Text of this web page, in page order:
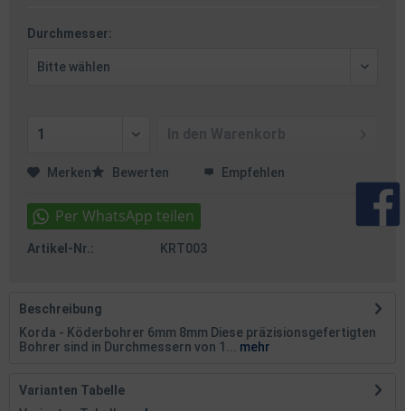
Durchmesser:
Merken Bewerten Empfehlen
Artikel-Nr.: KRT003
Beschreibung
Korda - Köderbohrer 6mm 8mm Diese präzisionsgefertigten
Bohrer sind in Durchmessern von 1...
mehr
Varianten Tabelle